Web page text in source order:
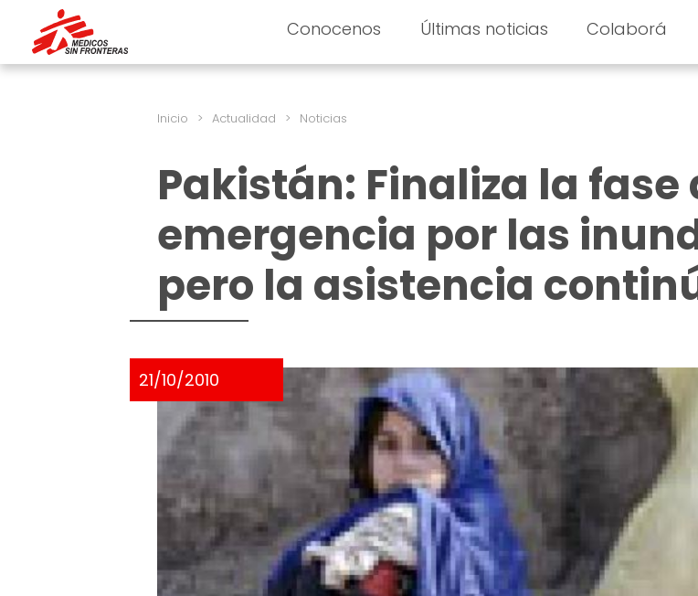
Conocenos Últimas noticias Colaborá
Inicio > Actualidad > Noticias
Pakistán: Finaliza la fase
emergencia por las
pero la asistencia
21/10/2010